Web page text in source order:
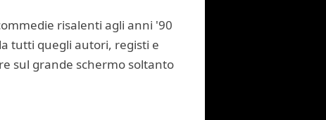
risalenti agli anni '90
tutti quegli autori, registi e
sul grande schermo soltanto